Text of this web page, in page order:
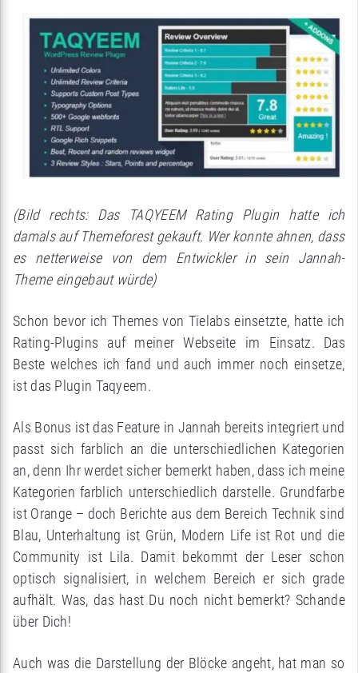
(Bild rechts: Das TAQYEEM Rating Plugin hatte ich
damals auf Themeforest gekauft. Wer konnte ahnen, dass
es netterweise von dem Entwickler in sein Jannah-
Theme eingebaut würde)
Schon bevor ich Themes von Tielabs einsetzte, hatte ich
Rating-Plugins auf meiner Webseite im Einsatz. Das
Beste welches ich fand und auch immer noch einsetze,
ist das Plugin Taqyeem.
Als Bonus ist das Feature in Jannah bereits integriert und
passt sich farblich an die unterschiedlichen Kategorien
an, denn Ihr werdet sicher bemerkt haben, dass ich meine
Kategorien farblich unterschiedlich darstelle. Grundfarbe
ist Orange – doch Berichte aus dem Bereich Technik sind
Blau, Unterhaltung ist Grün, Modern Life ist Rot und die
Community ist Lila. Damit bekommt der Leser schon
optisch signalisiert, in welchem Bereich er sich grade
aufhält. Was, das hast Du noch nicht bemerkt? Schande
über Dich!
Auch was die Darstellung der Blöcke angeht, hat man so